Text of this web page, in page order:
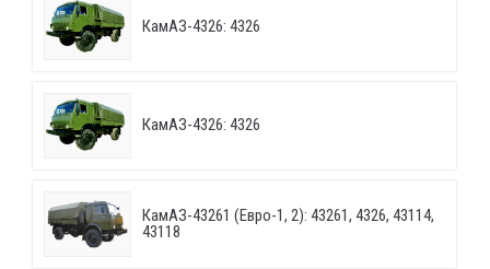
КамАЗ-4326: 4326
КамАЗ-4326: 4326
КамАЗ-43261 (Евро-1, 2): 43261, 4326, 43114,
43118